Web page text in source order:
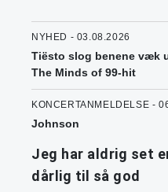
NYHED - 03.08.2026
Tiësto slog benene væk
The Minds of 99-hit
KONCERTANMELDELSE -
Johnson
Jeg har aldrig set
dårlig til så god